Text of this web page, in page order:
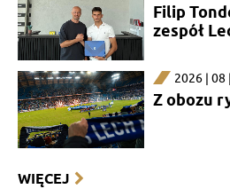
Filip
zespół
2026 | 08
Z obozu
WIĘCEJ